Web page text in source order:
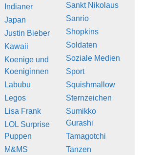
Indianer
Japan
Justin Bieber
Kawaii
Koenige und
Koeniginnen
Labubu
Legos
Lisa Frank
LOL Surprise
Puppen
M&MS
Sankt Nikolaus
Sanrio
Shopkins
Soldaten
Soziale Medien
Sport
Squishmallow
Sternzeichen
Sumikko
Gurashi
Tamagotchi
Tanzen